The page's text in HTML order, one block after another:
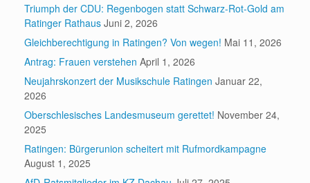
Triumph der CDU: Regenbogen statt Schwarz-Rot-Gold am
Ratinger Rathaus Juni 2, 2026
Gleichberechtigung in Ratingen? Von wegen! Mai 11, 2026
Antrag: Frauen verstehen April 1, 2026
Neujahrskonzert der Musikschule Ratingen Januar 22,
2026
Oberschlesisches Landesmuseum gerettet! November 24,
2025
Ratingen: Bürgerunion scheitert mit Rufmordkampagne
August 1, 2025